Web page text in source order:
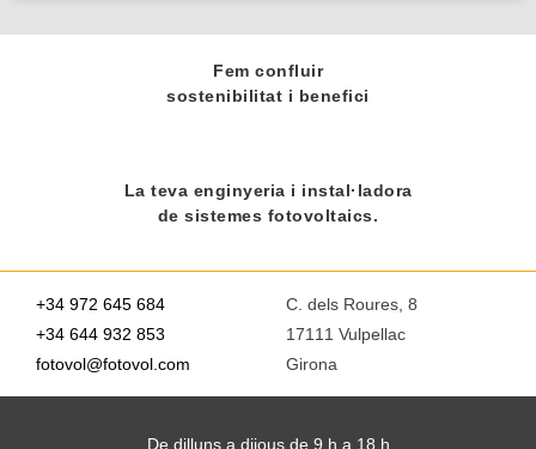
Fem confluir
sostenibilitat i benefici
La teva enginyeria i instal·ladora
de sistemes fotovoltaics.
+34 972 645 684
+34 644 932 853
fotovol@fotovol.com
C. dels Roures, 8
17111 Vulpellac
Girona
De dilluns a dijous de 9 h a 18 h